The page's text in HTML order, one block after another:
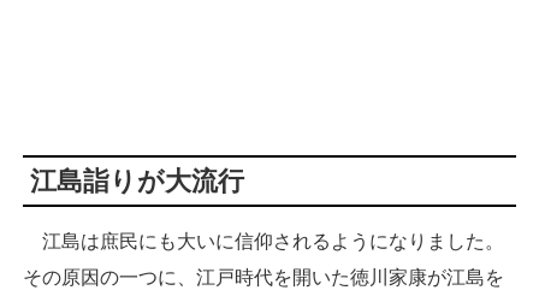
江島詣りが大流行
江島は庶民にも大いに信仰されるようになりました。
その原因の一つに、江戸時代を開いた徳川家康が江島を